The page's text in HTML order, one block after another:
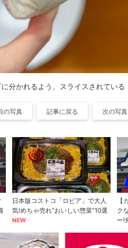
分かれるよう、スライスされている
の写真 記事に戻る 次の写真